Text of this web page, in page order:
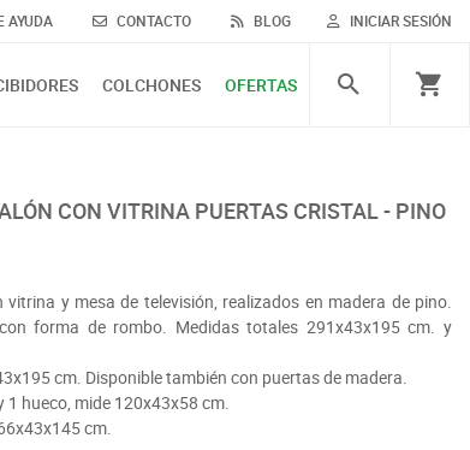
INICIAR SESIÓN
AYUDA CONTACTO BLOG
COLCHONES OFERTAS
CON VITRINA PUERTAS CRISTAL - PINO
y mesa de televisión, realizados en madera de pino.
forma de rombo. Medidas totales 291x43x195 cm. y
cm. Disponible también con puertas de madera.
hueco, mide 120x43x58 cm.
cm.